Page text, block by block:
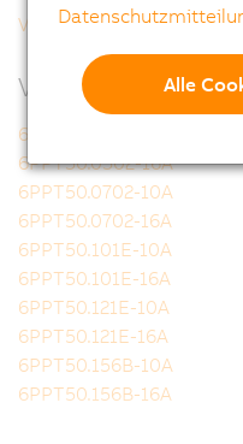
V4.3 LX Upgrade PPT50
Verwandte
6PPT50.0502-10A
6PPT50.0502-16A
6PPT50.0702-10A
6PPT50.0702-16A
6PPT50.101E-10A
6PPT50.101E-16A
6PPT50.121E-10A
6PPT50.121E-16A
6PPT50.156B-10A
6PPT50.156B-16A
Alle